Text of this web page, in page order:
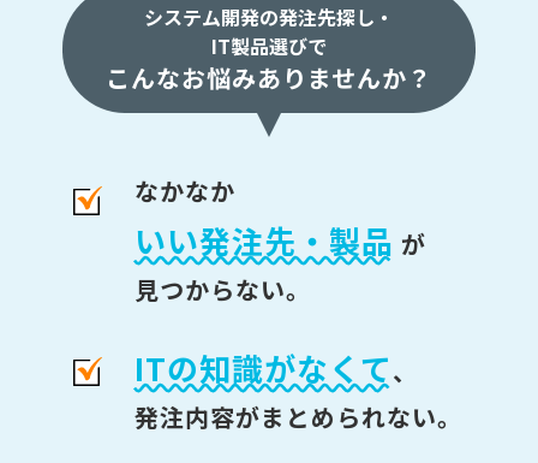
システム開発の発注先探し・
IT製品選びで
こんなお悩みありませんか？
なかなか
いい発注先・製品 が
見つからない。
ITの知識がなくて、
発注内容がまとめられない。